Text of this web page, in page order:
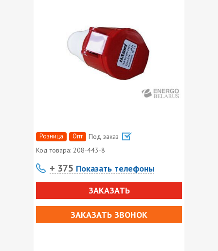
Розница Опт
Под заказ
Код товара: 208-443-8
+ 375 Показать телефоны
ЗАКАЗАТЬ
ЗАКАЗАТЬ ЗВОНОК